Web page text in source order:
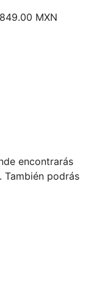
849.00 MXN
encontrarás
podrás